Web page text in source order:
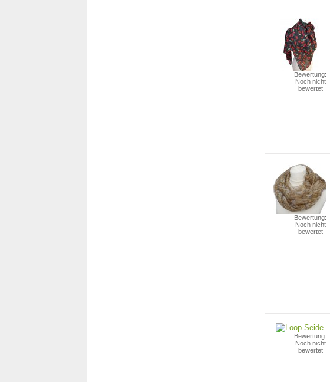
Bewertung:
Noch nicht
bewertet
Bewertung:
Noch nicht
bewertet
Bewertung:
Noch nicht
bewertet